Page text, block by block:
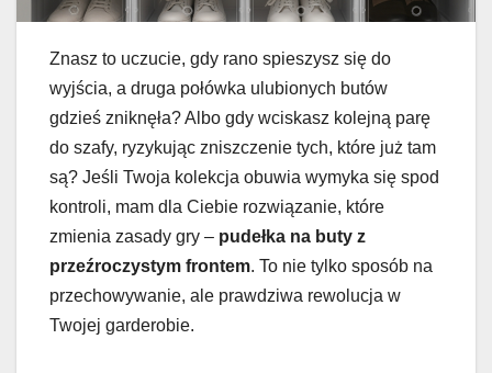
Znasz to uczucie, gdy rano spieszysz się do
wyjścia, a druga połówka ulubionych butów
gdzieś zniknęła? Albo gdy wciskasz kolejną parę
do szafy, ryzykując zniszczenie tych, które już tam
są? Jeśli Twoja kolekcja obuwia wymyka się spod
kontroli, mam dla Ciebie rozwiązanie, które
zmienia zasady gry – pudełka na buty z
przeźroczystym frontem. To nie tylko sposób na
przechowywanie, ale prawdziwa rewolucja w
Twojej garderobie.